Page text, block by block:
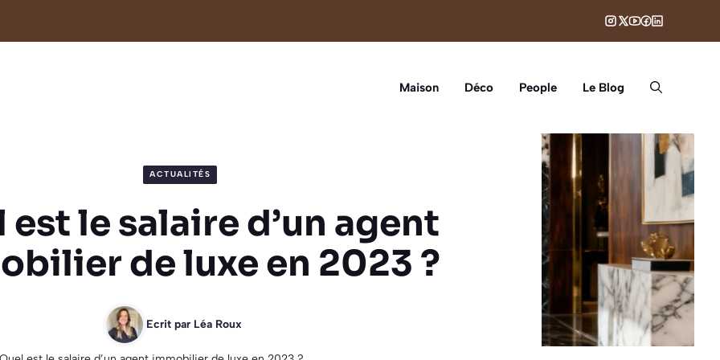
Maison Déco People Le Blog
ACTUALITÉS
est le salaire d’un agent
de luxe en 2023 ?
Ecrit par Léa Roux